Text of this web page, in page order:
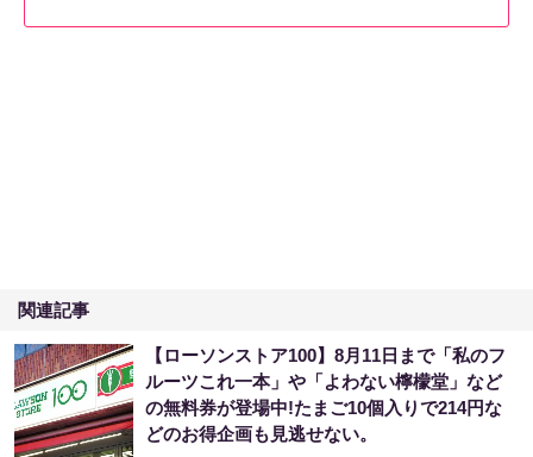
関連記事
【ローソンストア100】8月11日まで「私のフ
ルーツこれ一本」や「よわない檸檬堂」など
の無料券が登場中!たまご10個入りで214円な
どのお得企画も見逃せない。